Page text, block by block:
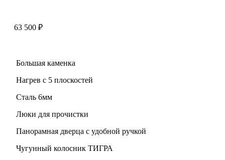
63 500 ₽
Большая каменка
Нагрев с 5 плоскостей
Сталь 6мм
Люки для прочистки
Панорамная дверца с удобной ручкой
Чугунный колосник ТИГРА